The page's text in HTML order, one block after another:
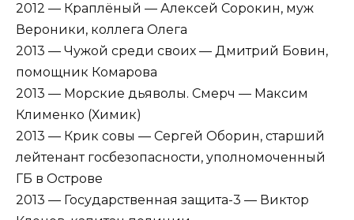
2012 — Краплёный — Алексей Сорокин, муж
Вероники, коллега Олега
2013 — Чужой среди своих — Дмитрий Бовин,
помощник Комарова
2013 — Морские дьяволы. Смерч — Максим
Клименко (Химик)
2013 — Крик совы — Сергей Оборин, старший
лейтенант госбезопасности, уполномоченный
ГБ в Острове
2013 — Государственная защита-3 — Виктор